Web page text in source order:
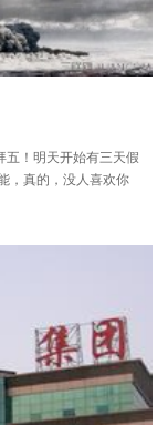
五！明天开始有三天假
，真的，没人喜欢你